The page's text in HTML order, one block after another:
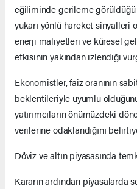
eğiliminde gerileme görüldüğü
yukarı yönlü hareket
enerji maliyetleri ve küresel
etkisinin yakından izlendiği
Ekonomistler, faiz oranının
beklentileriyle uyumlu
yatırımcıların önümüzdeki
verilerine odaklandığını
Döviz ve altın piyasasında
Kararın ardından piyasalarda